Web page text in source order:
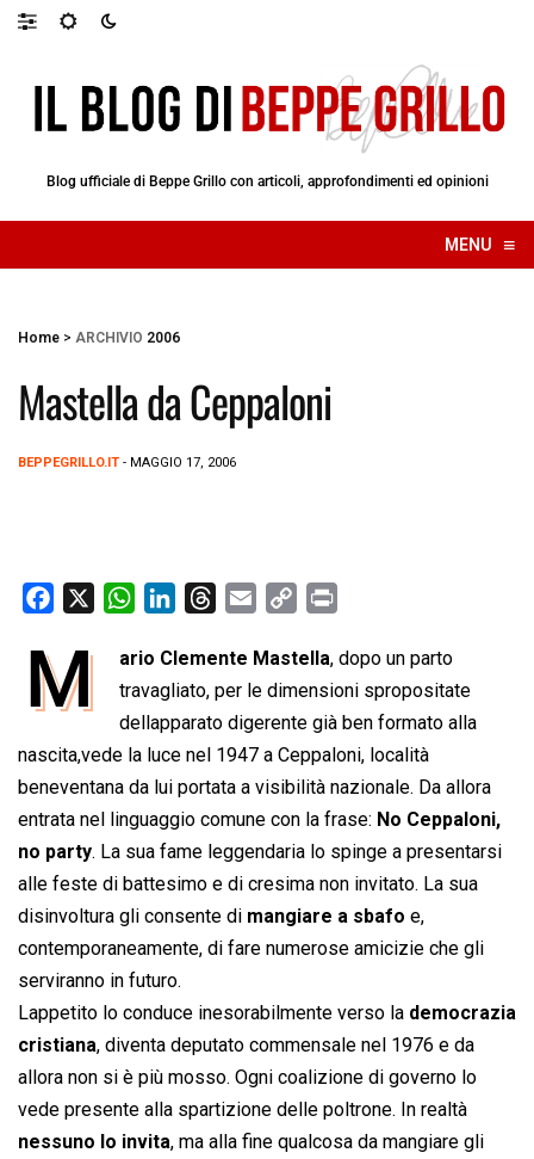
Blog ufficiale di Beppe Grillo con articoli, approfondimenti ed opinioni
MENU ≡
☰
Home > ARCHIVIO 2006
Mastella da Ceppaloni
BEPPEGRILLO.IT - MAGGIO 17, 2006
e
o
o
k
W
a
t
s
A
p
p
n
k
e
d
I
n
r
e
a
d
s
a
i
l
p
y
L
i
n
k
i
n
t
M ario Clemente Mastella, dopo un parto
travagliato, per le dimensioni spropositate
dellapparato digerente già ben formato alla
nascita,vede la luce nel 1947 a Ceppaloni, località
beneventana da lui portata a visibilità nazionale. Da allora
entrata nel linguaggio comune con la frase:  No Ceppaloni,
no party. La sua fame leggendaria lo spinge a presentarsi
alle feste di battesimo e di cresima non invitato. La sua
disinvoltura gli consente di mangiare a sbafo e,
contemporaneamente, di fare numerose amicizie che gli
serviranno in futuro.
Lappetito lo conduce inesorabilmente verso la democrazia
cristiana, diventa deputato commensale nel 1976 e da
allora non si è più mosso. Ogni coalizione di governo lo
vede presente alla spartizione delle poltrone. In realtà
nessuno lo invita, ma alla fine qualcosa da mangiare gli